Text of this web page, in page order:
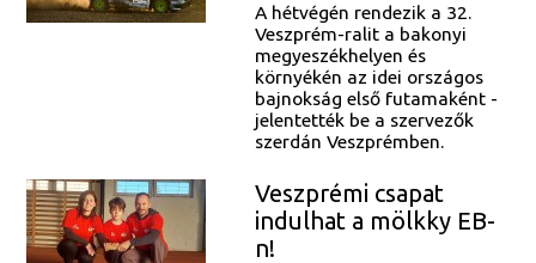
A hétvégén rendezik a 32.
Veszprém-ralit a bakonyi
megyeszékhelyen és
környékén az idei országos
bajnokság első futamaként -
jelentették be a szervezők
szerdán Veszprémben.
Veszprémi csapat
indulhat a mölkky EB-
n!